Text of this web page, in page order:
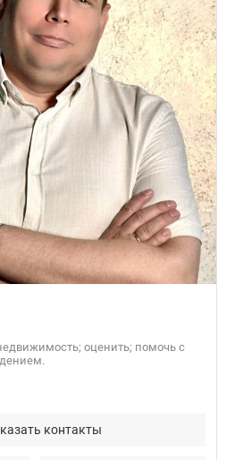
оценить; помочь с
контакты